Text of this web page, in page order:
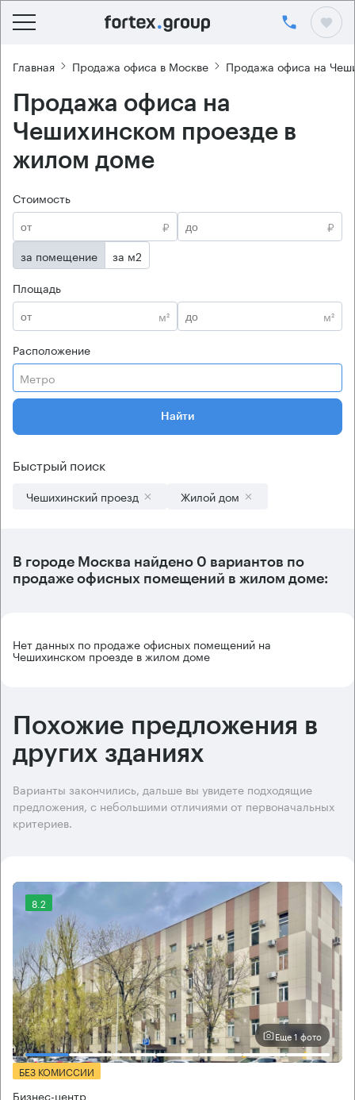
Главная Продажа офиса в Москве Продажа офиса на
Продажа офиса на
Чешихинском проезде в
жилом доме
Стоимость
₽
₽
за помещение
за м2
Площадь
м²
м²
Расположение
Метро
Найти
Быстрый поиск
Чешихинский проезд Жилой дом
В городе Москва найдено 0 вариантов по
продаже офисных помещений в жилом доме:
Нет данных по продаже офисных помещений на
Чешихинском проезде в жилом доме
Похожие предложения в
других зданиях
Варианты закончились, дальше вы увидете подходящие
предложения, с небольшими отличиями от первоначальных
критериев.
8.2
Еще 1 фото
БЕЗ КОМИССИИ
Бизнес-центр